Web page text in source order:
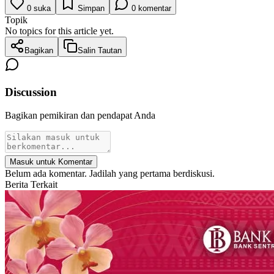
0 suka Simpan 0 komentar
Topik
No topics for this article yet.
Bagikan Salin Tautan
Discussion
Bagikan pemikiran dan pendapat Anda
Masuk untuk Komentar
Belum ada komentar. Jadilah yang pertama berdiskusi.
Berita Terkait